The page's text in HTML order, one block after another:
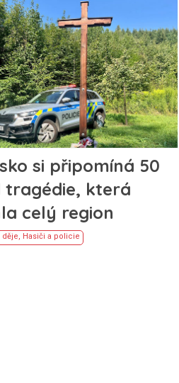
si připomíná 50
tragédie, která
celý region
děje, Hasiči a policie